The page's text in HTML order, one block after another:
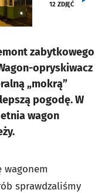
12 ZDJĘĆ
zabytkowego
opryskiwacz
„mokrą”
pogodę. W
wagon
wagonem
sprawdzaliśmy